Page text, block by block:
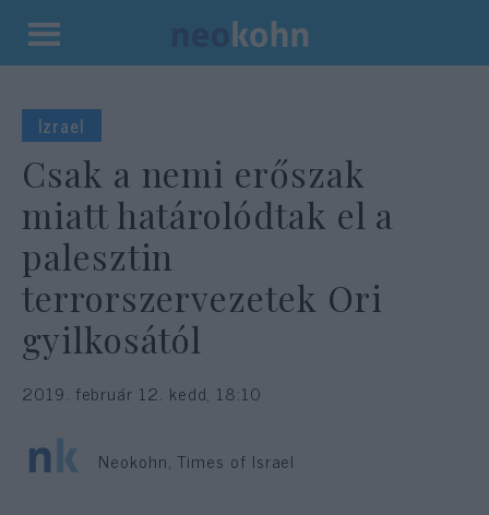
Kilépés
tartalomba
Izrael
Csak a nemi erőszak
miatt határolódtak el a
palesztin
terrorszervezetek Ori
gyilkosától
2019. február 12. kedd, 18:10
Neokohn, Times of Israel